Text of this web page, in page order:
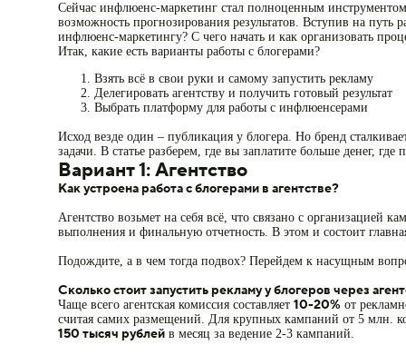
Сейчас инфлюенс-маркетинг стал полноценным
возможность прогнозирования результатов. Вступив на путь
инфлюенс-маркетингу? С чего начать и как организовать
Итак, какие есть варианты работы с блогерами?
Взять всё в свои руки и самому запустить рекламу
Делегировать агентству и получить готовый результат
Выбрать платформу для работы с инфлюенсерами
Исход везде один – публикация у блогера. Но бренд
задачи. В статье разберем, где вы заплатите больше денег,
Вариант 1: Агентство
Как устроена работа с блогерами в агентстве?
Агентство возьмет на себя всё, что связано с организацией
выполнения и финальную отчетность. В этом и состоит
Подождите, а в чем тогда подвох? Перейдем к насущным
Сколько стоит запустить рекламу у блогеров через
Чаще всего агентская комиссия составляет 10-20% от
считая самих размещений. Для крупных кампаний от 5 млн.
150 тысяч рублей в месяц за ведение 2-3 кампаний.